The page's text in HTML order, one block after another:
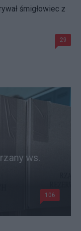
śmigłowiec z
29
ws.
106